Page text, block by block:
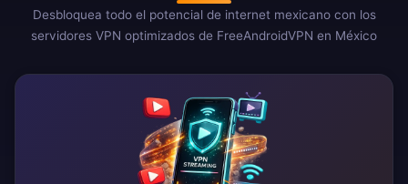
Desbloquea todo el potencial de internet mexicano con los
servidores VPN optimizados de FreeAndroidVPN en México